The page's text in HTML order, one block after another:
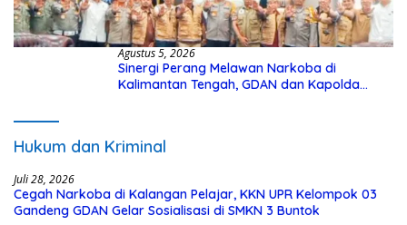
Agustus 5, 2026
Sinergi Perang Melawan Narkoba di
Kalimantan Tengah, GDAN dan Kapolda
Hukum dan Kriminal
Juli 28, 2026
Cegah Narkoba di Kalangan Pelajar, KKN UPR Kelompok 03
Gandeng GDAN Gelar Sosialisasi di SMKN 3 Buntok